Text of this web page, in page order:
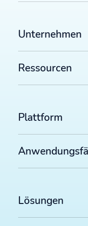
Unternehmen
Ressourcen
Plattform
Lösungen